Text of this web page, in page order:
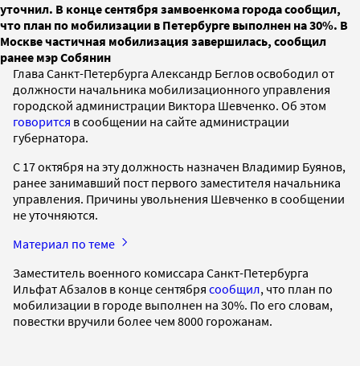
уточнил. В конце сентября замвоенкома города сообщил,
что план по мобилизации в Петербурге выполнен на 30%. В
Москве частичная мобилизация завершилась, сообщил
ранее мэр Собянин
Глава Санкт-Петербурга Александр Беглов освободил от
должности начальника мобилизационного управления
городской администрации Виктора Шевченко. Об этом
говорится в сообщении на сайте администрации
губернатора.
С 17 октября на эту должность назначен Владимир Буянов,
ранее занимавший пост первого заместителя начальника
управления. Причины увольнения Шевченко в сообщении
не уточняются.
Материал по теме
Заместитель военного комиссара Санкт-Петербурга
Ильфат Абзалов в конце сентября сообщил, что план по
мобилизации в городе выполнен на 30%. По его словам,
повестки вручили более чем 8000 горожанам.